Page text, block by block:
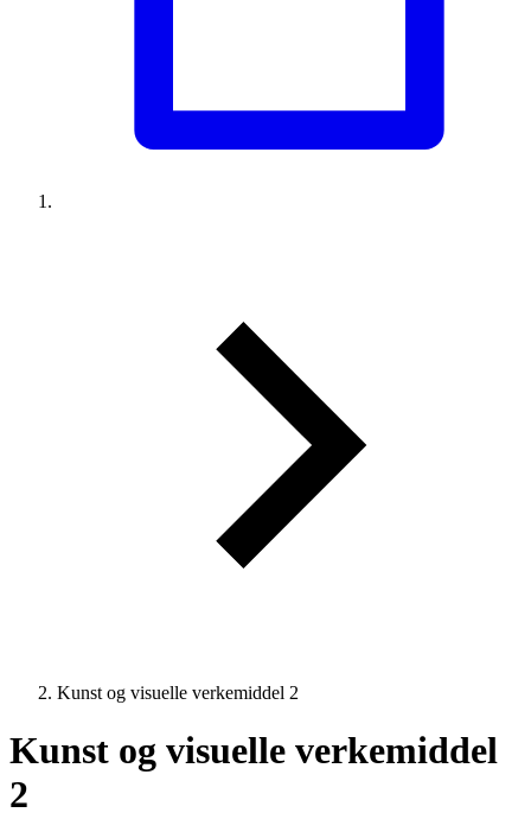
Kunst og visuelle verkemiddel 2
Kunst og visuelle verkemiddel
2